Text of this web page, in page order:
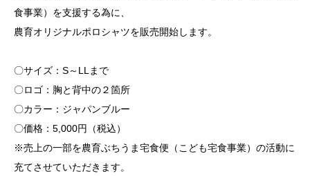
食事業）を支援する為に、
農育オリジナルポロシャツを販売開始します。
〇サイズ：S～LLまで
〇ロゴ：胸と背中の２箇所
〇カラー：ジャパンブルー
〇価格：5,000円（税込）
※売上の一部を農育ぶちうま宅食便（こども宅食事業）の活動に
充てさせていただきます。